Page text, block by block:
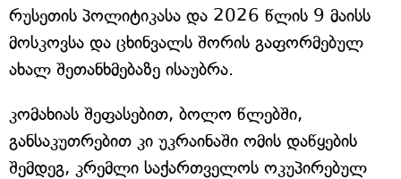
რუსეთის პოლიტიკასა და 2026 წლის 9 მაისს
მოსკოვსა და ცხინვალს შორის გაფორმებულ
ახალ შეთანხმებაზე ისაუბრა.
კომახიას შეფასებით, ბოლო წლებში,
განსაკუთრებით კი უკრაინაში ომის დაწყების
შემდეგ, კრემლი საქართველოს ოკუპირებულ